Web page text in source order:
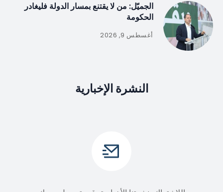
الجميّل: من لا يقتنع بمسار الدولة فليغادر
الحكومة
أغسطس 9, 2026
النشرة الإخبارية